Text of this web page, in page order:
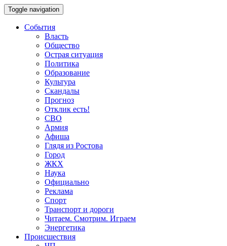
Toggle navigation
События
Власть
Общество
Острая ситуация
Политика
Образование
Культура
Скандалы
Прогноз
Отклик есть!
СВО
Армия
Афиша
Глядя из Ростова
Город
ЖКХ
Наука
Официально
Реклама
Спорт
Транспорт и дороги
Читаем. Смотрим. Играем
Энергетика
Происшествия